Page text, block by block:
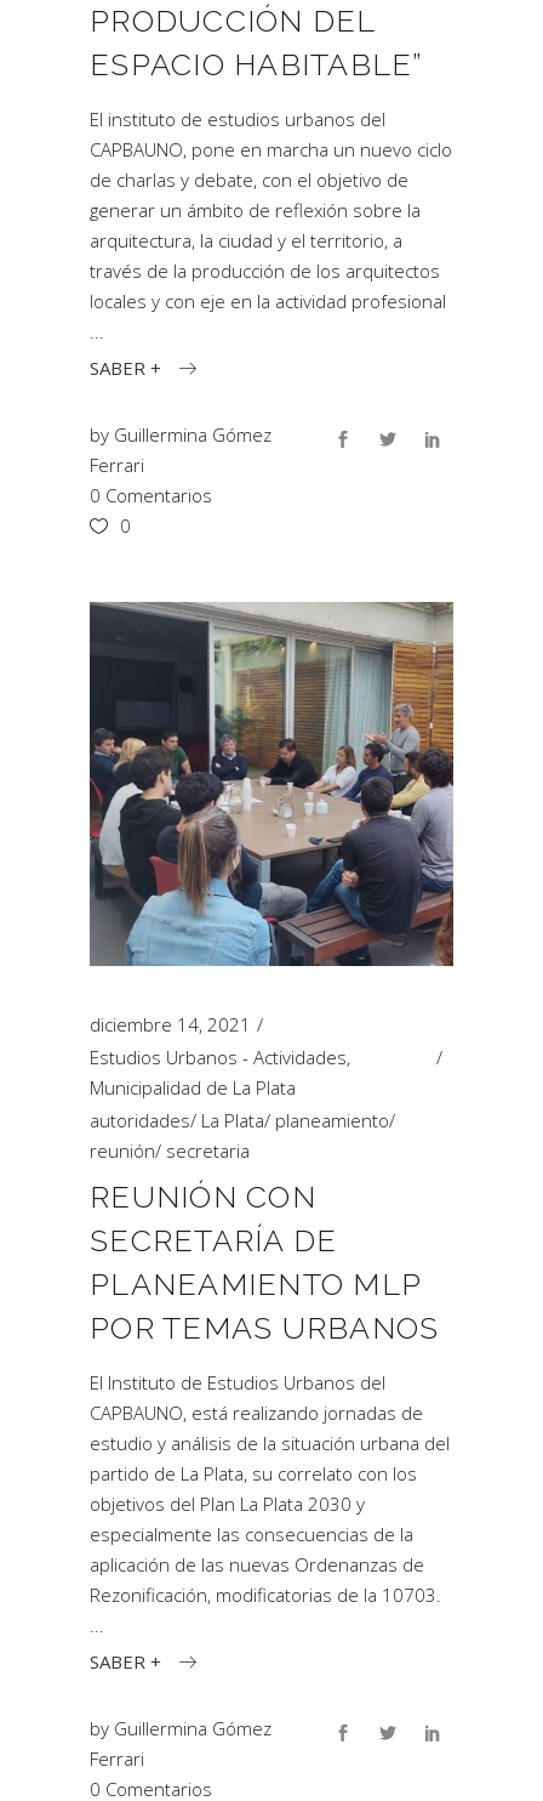
PRODUCCIÓN DEL
ESPACIO HABITABLE”
El instituto de estudios urbanos del
CAPBAUNO, pone en marcha un nuevo ciclo
de charlas y debate, con el objetivo de
generar un ámbito de reflexión sobre la
arquitectura, la ciudad y el territorio, a
través de la producción de los arquitectos
locales y con eje en la actividad profesional
SABER +
by Guillermina Gómez
Ferrari
0 Comentarios
0
diciembre 14, 2021
Estudios Urbanos - Actividades,
Municipalidad de La Plata
autoridades/ La Plata/ planeamiento/
reunión/ secretaria
REUNIÓN CON
SECRETARÍA DE
PLANEAMIENTO MLP
POR TEMAS URBANOS
El Instituto de Estudios Urbanos del
CAPBAUNO, está realizando jornadas de
estudio y análisis de la situación urbana del
partido de La Plata, su correlato con los
objetivos del Plan La Plata 2030 y
especialmente las consecuencias de la
aplicación de las nuevas Ordenanzas de
Rezonificación, modificatorias de la 10703.
SABER +
by Guillermina Gómez
Ferrari
0 Comentarios